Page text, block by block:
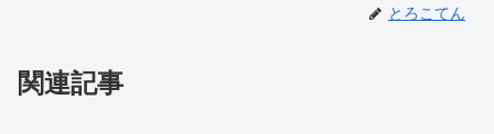
とろこてん
関連記事